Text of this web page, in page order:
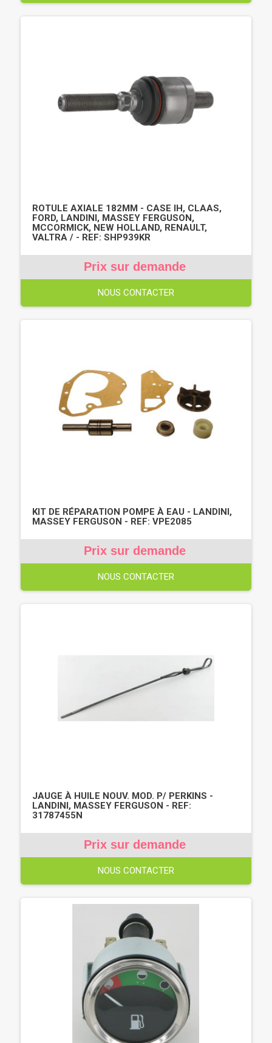
ROTULE AXIALE 182MM - CASE IH, CLAAS,
FORD, LANDINI, MASSEY FERGUSON,
MCCORMICK, NEW HOLLAND, RENAULT,
VALTRA / - REF: SHP939KR
Prix sur demande
NOUS CONTACTER
KIT DE RÉPARATION POMPE À EAU - LANDINI,
MASSEY FERGUSON - REF: VPE2085
Prix sur demande
NOUS CONTACTER
JAUGE À HUILE NOUV. MOD. P/ PERKINS -
LANDINI, MASSEY FERGUSON - REF:
31787455N
Prix sur demande
NOUS CONTACTER